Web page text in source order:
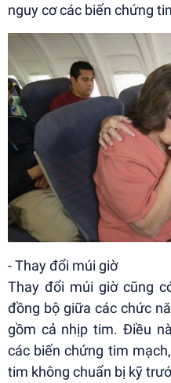
nguy cơ các biến chứng
- Thay đổi múi giờ
Thay đổi múi giờ cũng
đồng bộ giữa các chức
gồm cả nhịp tim. Điều
các biến chứng tim
tim không chuẩn bị kỹ